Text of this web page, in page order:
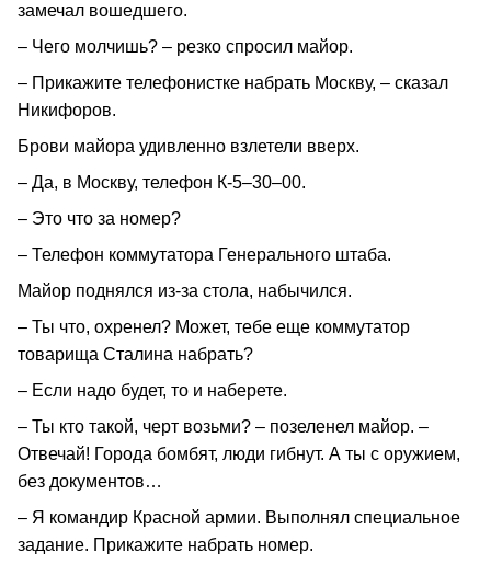
замечал вошедшего.
– Чего молчишь? – резко спросил майор.
– Прикажите телефонистке набрать Москву, – сказал
Никифоров.
Брови майора удивленно взлетели вверх.
– Да, в Москву, телефон К-5–30–00.
– Это что за номер?
– Телефон коммутатора Генерального штаба.
Майор поднялся из-за стола, набычился.
– Ты что, охренел? Может, тебе еще коммутатор
товарища Сталина набрать?
– Если надо будет, то и наберете.
– Ты кто такой, черт возьми? – позеленел майор. –
Отвечай! Города бомбят, люди гибнут. А ты с оружием,
без документов…
– Я командир Красной армии. Выполнял специальное
задание. Прикажите набрать номер.